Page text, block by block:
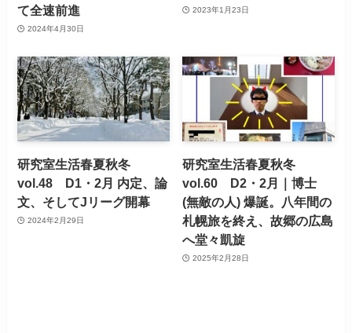
て全速前進
2024年4月30日
2023年1月23日
研究室生活春夏秋冬
vol.48 D1・2月 内定、論
文、そしてJリーグ開幕
2024年2月29日
研究室生活春夏秋冬
vol.60 D2・2月｜博士
(無敵の人) 爆誕。八年間の
札幌旅を終え、故郷の広島
へ堂々凱旋
2025年2月28日